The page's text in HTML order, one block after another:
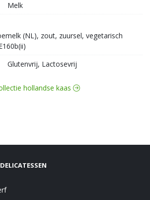
Melk
(NL), zout, zuursel, vegetarisch
Glutenvrij, Lactosevrij
hollandse kaas